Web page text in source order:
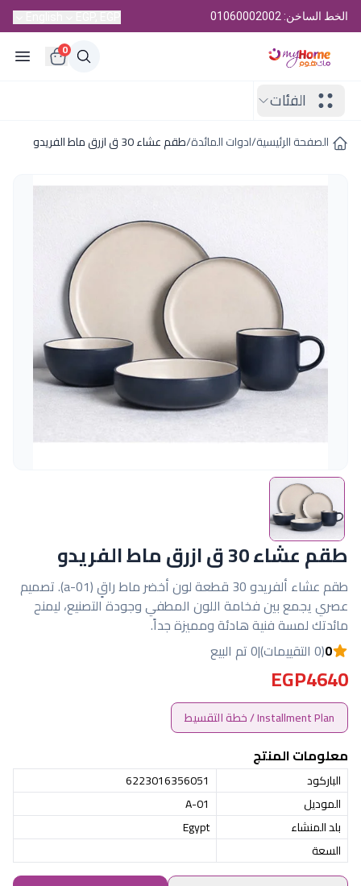
الخط الساخن: 01060002002
0
الفئات
الصفحة الرئيسية/ادوات المائدة/طقم عشاء 30 ق ازرق ماط الفريدو
طقم عشاء 30 ق ازرق ماط الفريدو
طقم عشاء ألفريدو 30 قطعة لون أخضر ماط راقٍ (a-01). تصميم
عصري يجمع بين فخامة اللون المطفي وجودة التصنيع، ليمنح
مائدتك لمسة فنية هادئة ومميزة جداً.
0(0 التقييمات) |0 تم البيع
EGP4640
Installment Plan / خطة التقسيط
معلومات المنتج
الباركود
6223016356051
الموديل
A-01
بلد المنشاء
Egypt
السعة